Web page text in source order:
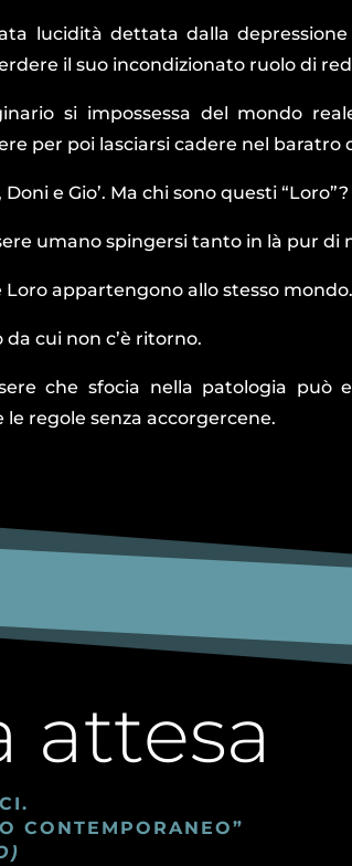
lucidità dettata dalla
il suo incondizionato ruolo di
si impossessa del mondo
per poi lasciarsi cadere nel baratro
Doni e Gio’. Ma chi sono questi “Loro”?
umano spingersi tanto in là pur
Loro appartengono allo stesso mondo.
da cui non c’è ritorno.
che sfocia nella patologia può
regole senza accorgercene.
attesa
CONTEMPORANEO”